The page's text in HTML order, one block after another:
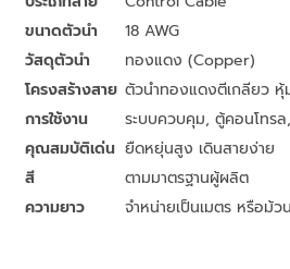
ขนาดตัวนำ
18 AWG
วัสดุตัวนำ
ทองแดง (Copper)
โครงสร้างสาย ตัวนำทองแดงตีเกลียว
การใช้งาน
ระบบควบคุม, ตู้คอนโทร
คุณสมบัติเด่น ยืดหยุ่นสูง เดินสายง่าย
สี
ตามมาตรฐานผู้ผลิต
ความยาว
จำหน่ายเป็นเมตร หรือม้